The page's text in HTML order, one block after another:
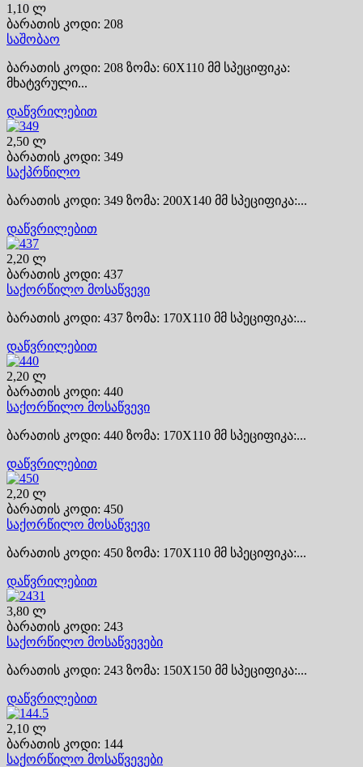
1,10 ლ
ბარათის კოდი: 208
საშობაო
ბარათის კოდი: 208 ზომა: 60X110 მმ სპეციფიკა:
მხატვრული...
დაწვრილებით
2,50 ლ
ბარათის კოდი: 349
საქპრწილო
ბარათის კოდი: 349 ზომა: 200X140 მმ სპეციფიკა:...
დაწვრილებით
2,20 ლ
ბარათის კოდი: 437
საქორწილო მოსაწვევი
ბარათის კოდი: 437 ზომა: 170X110 მმ სპეციფიკა:...
დაწვრილებით
2,20 ლ
ბარათის კოდი: 440
საქორწილო მოსაწვევი
ბარათის კოდი: 440 ზომა: 170X110 მმ სპეციფიკა:...
დაწვრილებით
2,20 ლ
ბარათის კოდი: 450
საქორწილო მოსაწვევი
ბარათის კოდი: 450 ზომა: 170X110 მმ სპეციფიკა:...
დაწვრილებით
3,80 ლ
ბარათის კოდი: 243
საქორწილო მოსაწვევები
ბარათის კოდი: 243 ზომა: 150X150 მმ სპეციფიკა:...
დაწვრილებით
2,10 ლ
ბარათის კოდი: 144
საქორწილო მოსაწვევები